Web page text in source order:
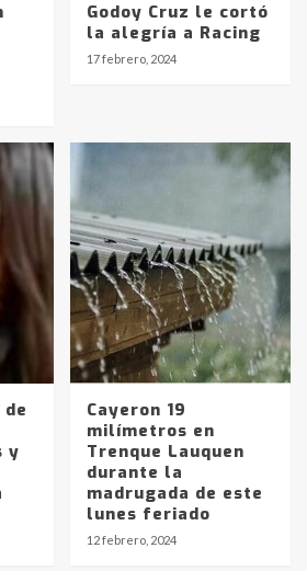
Godoy Cruz le cortó
la alegría a Racing
17 febrero, 2024
y
Cayeron 19
milímetros en
Trenque Lauquen
durante la
madrugada de este
lunes feriado
12 febrero, 2024
del lunes
en Ruta 5: falleció un
Trenque Lauquen
de los combustibles en
desde YPF hasta Axion
a 1338 pesos
de Cereales de Bahía
que Agosto vendrá
y heladas, en gran parte